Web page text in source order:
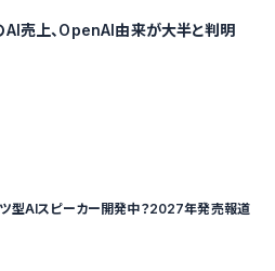
売上、OpenAI由来が大半と判明
型AIスピーカー開発中？2027年発売報道